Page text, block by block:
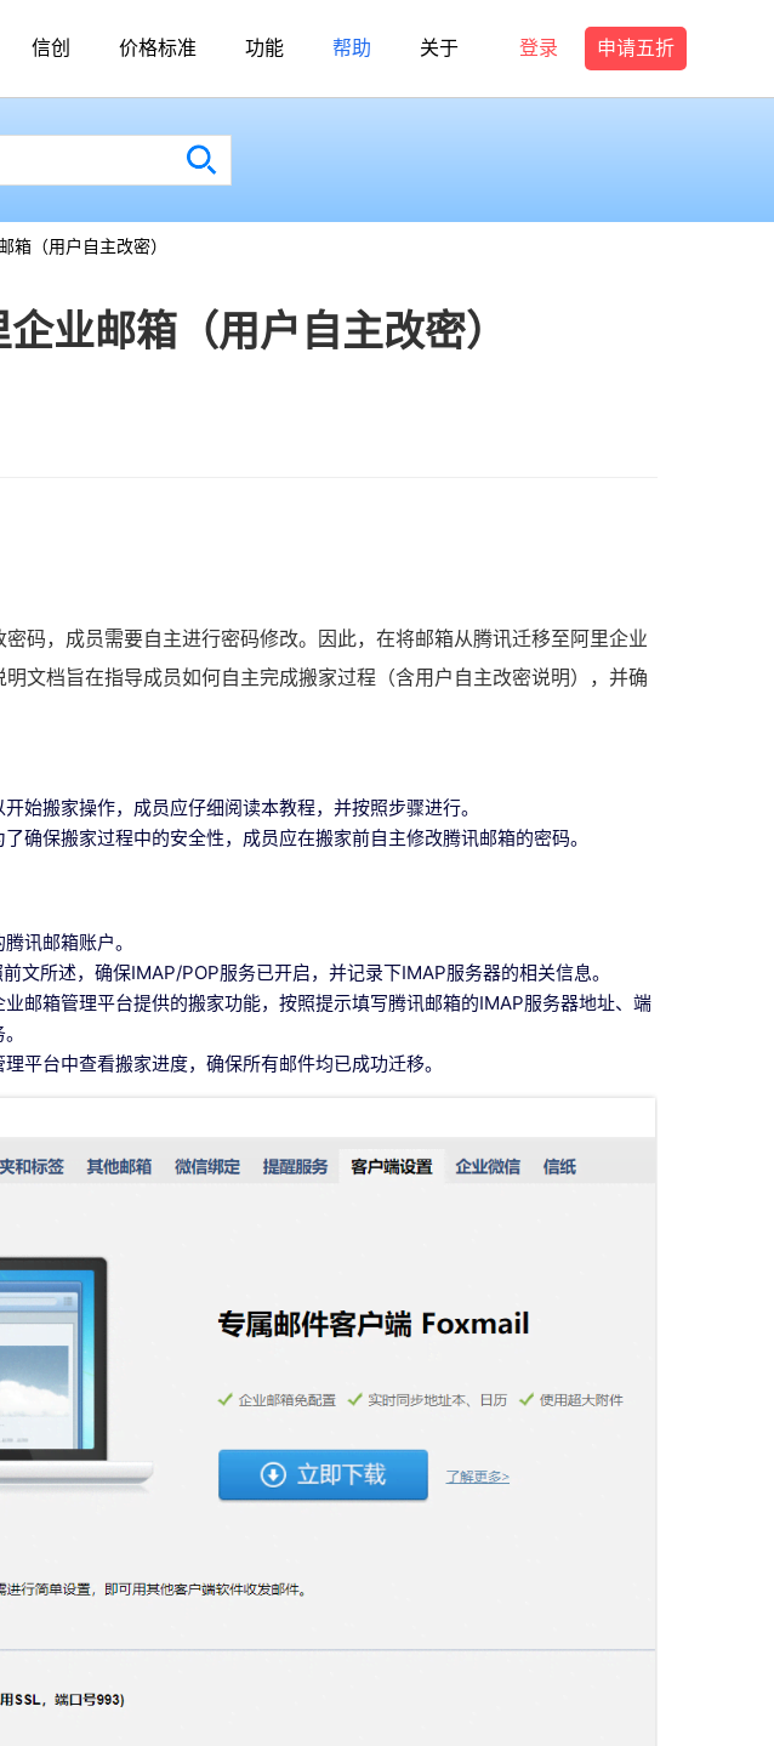
信创 价格标准 功能 帮助 关于 登录 申请五折
箱（用户自主改密）
业邮箱（用户自主改密）
码，成员需要自主进行密码修改。因此，在将邮箱从腾讯迁移至阿里企业
文档旨在指导成员如何自主完成搬家过程（含用户自主改密说明），并确
始搬家操作，成员应仔细阅读本教程，并按照步骤进行。
确保搬家过程中的安全性，成员应在搬家前自主修改腾讯邮箱的密码。
讯邮箱账户。
文所述，确保IMAP/POP服务已开启，并记录下IMAP服务器的相关信息。
邮箱管理平台提供的搬家功能，按照提示填写腾讯邮箱的IMAP服务器地址、端
平台中查看搬家进度，确保所有邮件均已成功迁移。